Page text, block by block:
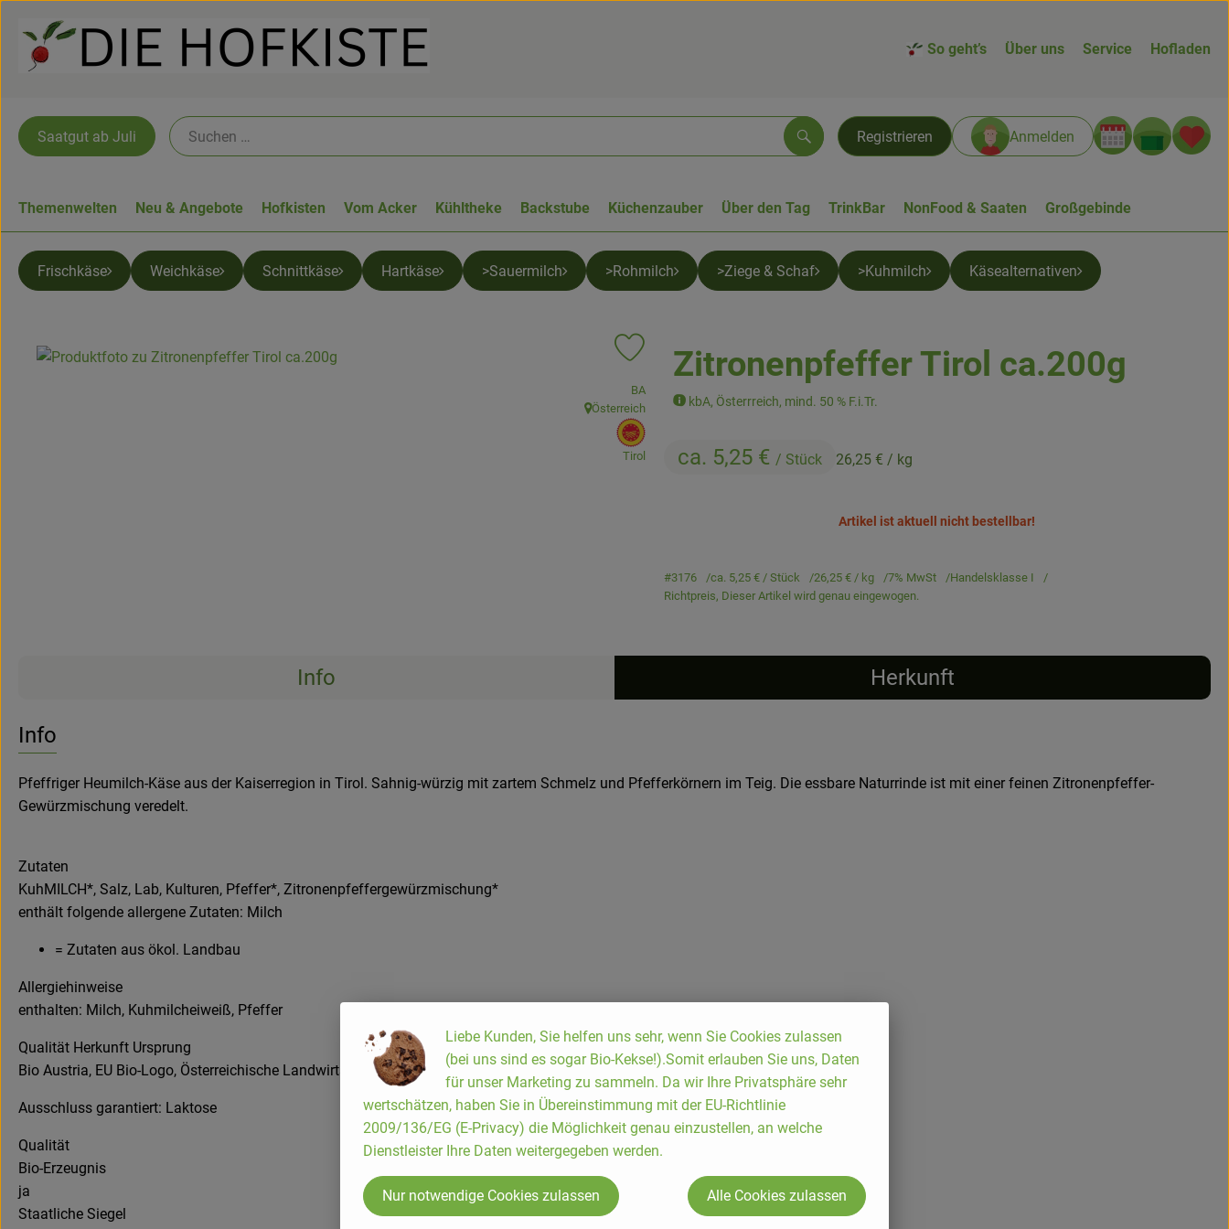
So geht’s Über uns Service Hofladen
Registrieren Anmelden
Suchen
Saatgut ab Juli
Themenwelten Neu & Angebote Hofkisten Vom Acker Kühltheke Backstube Küchenzauber Über den Tag TrinkBar NonFood & Saaten Großgebinde
Frischkäse Weichkäse Schnittkäse Hartkäse >Sauermilch >Rohmilch >Ziege & Schaf >Kuhmilch Käsealternativen
Zitronenpfeffer Tirol ca.200g
kbA, Österrreich, mind. 50 % F.i.Tr.
ca. 5,25 € / Stück 26,25 € / kg
Produkt zu Favouriten hinzufügen
, Verband:
BA
, Herkunft:
Österreich
, EU Herkunft:
Tirol
Artikel ist aktuell nicht bestellbar!
#3176 ca. 5,25 € / Stück 26,25 € / kg 7% MwSt
Handelsklasse I
Richtpreis, Dieser Artikel wird genau eingewogen.
Info Herkunft
Info
Pfeffriger Heumilch-Käse aus der Kaiserregion in Tirol. Sahnig-würzig mit zartem Schmelz und Pfefferkörnern im Teig. Die essbare Naturrinde ist mit einer feinen Zitronenpfeffer-
Gewürzmischung veredelt.
Zutaten
KuhMILCH*, Salz, Lab, Kulturen, Pfeffer*, Zitronenpfeffergewürzmischung*
enthält folgende allergene Zutaten: Milch
= Zutaten aus ökol. Landbau
Allergiehinweise
enthalten: Milch, Kuhmilcheiweiß, Pfeffer
Qualität Herkunft Ursprung
Bio Austria, EU Bio-Logo, Österreichische Landwirtschaft Österreich (AT) Österreich
Ausschluss garantiert: Laktose
Qualität
Bio-Erzeugnis
ja
Staatliche Siegel
Liebe Kunden, Sie helfen uns sehr, wenn Sie Cookies zulassen
(bei uns sind es sogar Bio-Kekse!).Somit erlauben Sie uns, Daten
für unser Marketing zu sammeln. Da wir Ihre Privatsphäre sehr
wertschätzen, haben Sie in Übereinstimmung mit der EU-Richtlinie
2009/136/EG (E-Privacy) die Möglichkeit genau einzustellen, an welche
Dienstleister Ihre Daten weitergegeben werden.
Nur notwendige Cookies zulassen Alle Cookies zulassen